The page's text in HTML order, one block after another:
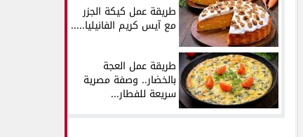
طريقة عمل كيكة الجزر
مع آيس كريم الفانيليا.....
طريقة عمل العجة
بالخضار.. وصفة مصرية
سريعة للفطار...